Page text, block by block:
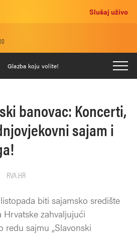
Slušaj uživo
Glazba koju volite!
banovac: Koncerti,
sajam i
RVA.HR
biti sajamsko središte
zahvaljujući
redu sajmu „Slavonski